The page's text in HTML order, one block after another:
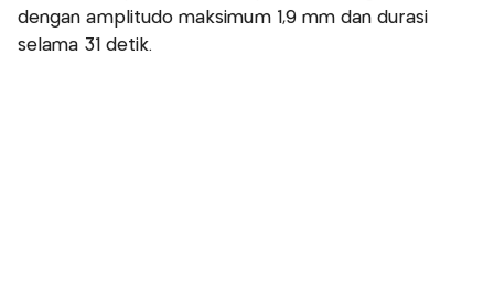
dengan amplitudo maksimum 1,9 mm dan durasi
selama 31 detik.